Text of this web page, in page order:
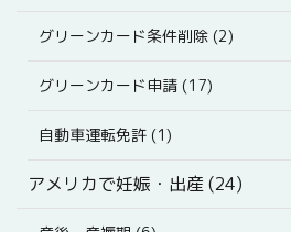
グリーンカード条件削除 (2)
グリーンカード申請 (17)
自動車運転免許 (1)
アメリカで妊娠・出産 (24)